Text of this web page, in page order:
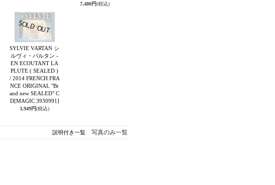
7,480円(税込)
SYLVIE VARTAN シ
ルヴィ・バルタン -
EN ECOUTANT LA
PLUTE ( SEALED )
/ 2014 FRENCH FRA
NCE ORIGINAL "Br
and new SEALED" C
D[MAGIC 3930991]
3,949円(税込)
説明付き一覧写真のみ一覧